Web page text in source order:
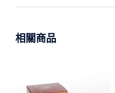
相關商品